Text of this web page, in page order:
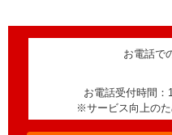
お電話で
お電話受付時間：
※サービス向上の